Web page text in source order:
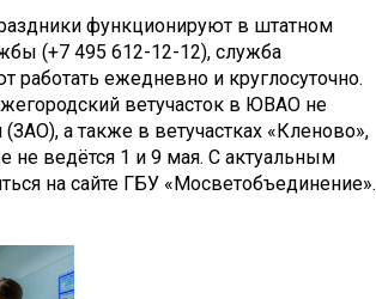
функционируют в штатном
(+7 495 612-12-12), служба
ежедневно и круглосуточно.
ветучасток в ЮВАО не
а также в ветучастках «Кленово»,
не ведётся 1 и 9 мая. С актуальным
на сайте ГБУ «Мосветобъединение».